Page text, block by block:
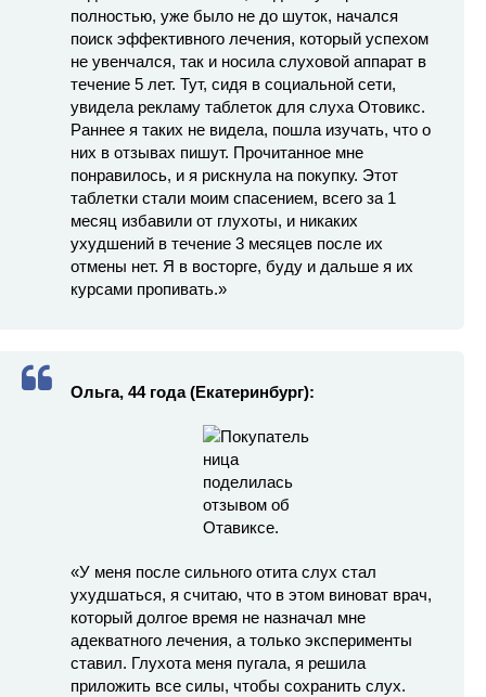
полностью, уже было не до шуток, начался
поиск эффективного лечения, который успехом
не увенчался, так и носила слуховой аппарат в
течение 5 лет. Тут, сидя в социальной сети,
увидела рекламу таблеток для слуха Отовикс.
Раннее я таких не видела, пошла изучать, что о
них в отзывах пишут. Прочитанное мне
понравилось, и я рискнула на покупку. Этот
таблетки стали моим спасением, всего за 1
месяц избавили от глухоты, и никаких
ухудшений в течение 3 месяцев после их
отмены нет. Я в восторге, буду и дальше я их
курсами пропивать.»
Ольга, 44 года (Екатеринбург):
«У меня после сильного отита слух стал
ухудшаться, я считаю, что в этом виноват врач,
который долгое время не назначал мне
адекватного лечения, а только эксперименты
ставил. Глухота меня пугала, я решила
приложить все силы, чтобы сохранить слух.